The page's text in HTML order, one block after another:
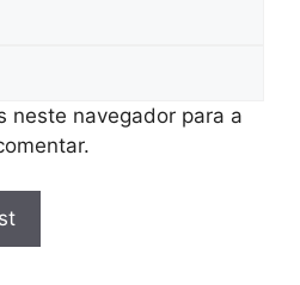
neste navegador para a